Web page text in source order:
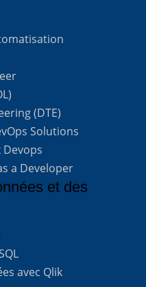
(DTE)
Solutions
Devops
a Developer
et des
avec Qlik